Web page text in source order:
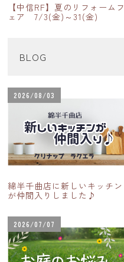
【中信RF】夏のリフォームフ
ェア 7/3(金)～31(金)
BLOG
2026/08/03
綿半千曲店に新しいキッチン
が仲間入りしました♪
2026/07/07